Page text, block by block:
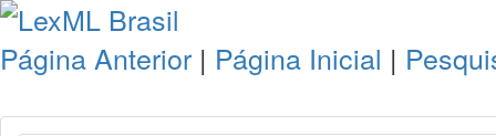
Página Anterior | Página Inicial |